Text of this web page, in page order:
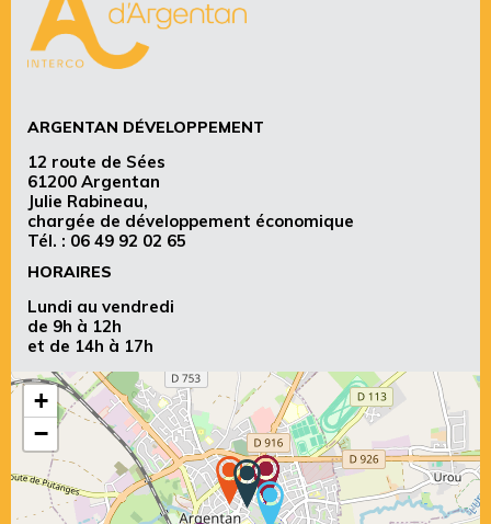
ARGENTAN DÉVELOPPEMENT
12 route de Sées
61200 Argentan
Julie Rabineau,
chargée de développement économique
Tél. : 06 49 92 02 65
HORAIRES
Lundi au vendredi
de 9h à 12h
et de 14h à 17h
+
−